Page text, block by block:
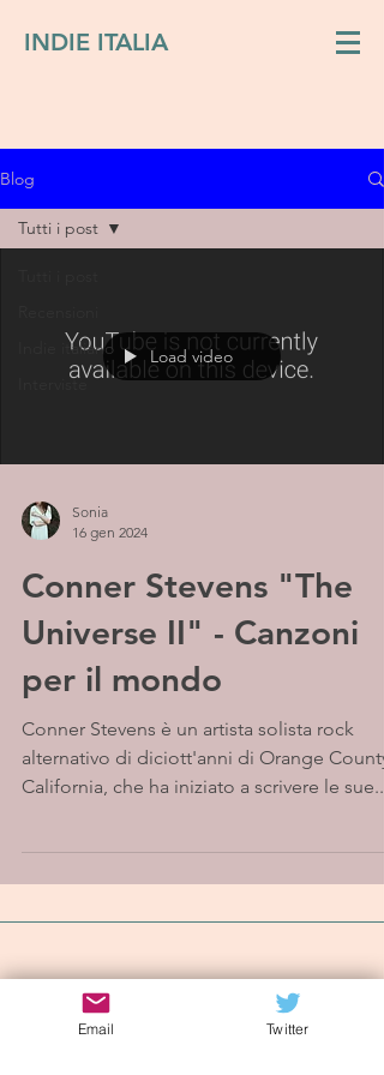
INDIE ITALIA
Blog
Indie italiano
Interviste
Tutti i post
Load video
Sonia
16 gen 2024
Conner Stevens "The
Universe II" - Canzoni
per il mondo
Conner Stevens è un artista solista rock
alternativo di diciott'anni di Orange County,
California, che ha iniziato a scrivere le sue...
Iscriviti alla mailing list
Email Twitter